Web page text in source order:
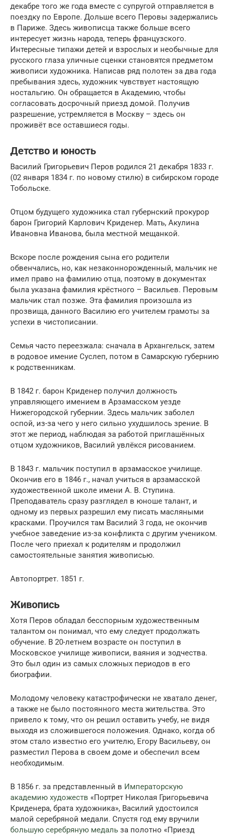
декабре того же года вместе с супругой отправляется в
поездку по Европе. Дольше всего Перовы задержались
в Париже. Здесь живописца также больше всего
интересует жизнь народа, теперь французского.
Интересные типажи детей и взрослых и необычные для
русского глаза уличные сценки становятся предметом
живописи художника. Написав ряд полотен за два года
пребывания здесь, художник чувствует настоящую
ностальгию. Он обращается в Академию, чтобы
согласовать досрочный приезд домой. Получив
разрешение, устремляется в Москву – здесь он
проживёт все оставшиеся годы.
Детство и юность
Василий Григорьевич Перов родился 21 декабря 1833 г.
(02 января 1834 г. по новому стилю) в сибирском городе
Тобольске.
Отцом будущего художника стал губернский прокурор
барон Григорий Карлович Криденер. Мать, Акулина
Ивановна Иванова, была местной мещанкой.
Вскоре после рождения сына его родители
обвенчались, но, как незаконнорожденный, мальчик не
имел право на фамилию отца, поэтому в документах
была указана фамилия крёстного – Васильев. Перовым
мальчик стал позже. Эта фамилия произошла из
прозвища, данного Василию его учителем грамоты за
успехи в чистописании.
Семья часто переезжала: сначала в Архангельск, затем
в родовое имение Суслеп, потом в Самарскую губернию
к родственникам.
В 1842 г. барон Криденер получил должность
управляющего имением в Арзамасском уезде
Нижегородской губернии. Здесь мальчик заболел
оспой, из-за чего у него сильно ухудшилось зрение. В
этот же период, наблюдая за работой приглашённых
отцом художников, Василий увлёкся рисованием.
В 1843 г. мальчик поступил в арзамасское училище.
Окончив его в 1846 г., начал учиться в арзамасской
художественной школе имени А. В. Ступина.
Преподаватель сразу разглядел в юноше талант, и
одному из первых разрешил ему писать масляными
красками. Проучился там Василий 3 года, не окончив
учебное заведение из-за конфликта с другим учеником.
После чего приехал к родителям и продолжил
самостоятельные занятия живописью.
Автопортрет. 1851 г.
Живопись
Хотя Перов обладал бесспорным художественным
талантом он понимал, что ему следует продолжать
обучение. В 20-летнем возрасте он поступил в
Московское училище живописи, ваяния и зодчества.
Это был один из самых сложных периодов в его
биографии.
Молодому человеку катастрофически не хватало денег,
а также не было постоянного места жительства. Это
привело к тому, что он решил оставить учебу, не видя
выходя из сложившегося положения. Однако, когда об
этом стало известно его учителю, Егору Васильеву, он
разместил Перова в своем доме и обеспечил всем
необходимым.
В 1856 г. за представленный в Императорскую
академию художеств «Портрет Николая Григорьевича
Криденера, брата художника», Василий удостоился
малой серебряной медали. Спустя год ему вручили
большую серебряную медаль за полотно «Приезд